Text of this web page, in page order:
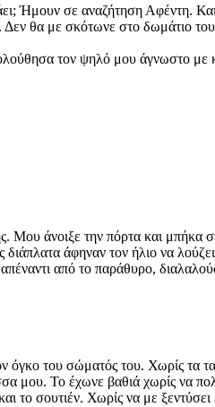
Ήμουν σε αναζήτηση Αφέντη.
θα με σκότωνε στο δωμάτιο
τον ψηλό μου άγνωστο
Μου άνοιξε την πόρτα και μπήκα
διάπλατα άφηναν τον ήλιο να
από το παράθυρο,
όγκο του σώματός του. Χωρίς τα
μου. Το έχωνε βαθιά χωρίς να
το σουτιέν. Χωρίς να με